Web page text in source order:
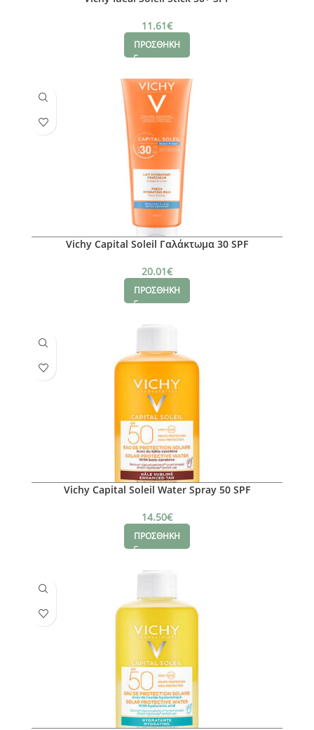
11.61€
ΠΡΟΣΘΗΚΗ
Vichy Capital Soleil Γαλάκτωμα 30 SPF
20.01€
ΠΡΟΣΘΗΚΗ
Vichy Capital Soleil Water Spray 50 SPF
14.50€
ΠΡΟΣΘΗΚΗ